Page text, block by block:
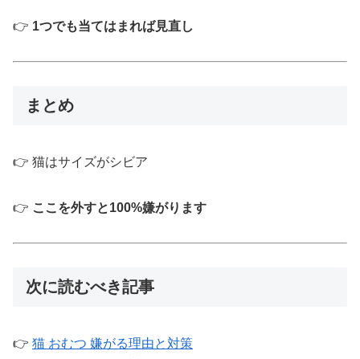
👉 1つでも当てはまれば見直し
まとめ
👉 猫はサイズがシビア
👉 ここを外すと100%嫌がります
次に読むべき記事
👉 猫 おむつ 嫌がる理由と対策